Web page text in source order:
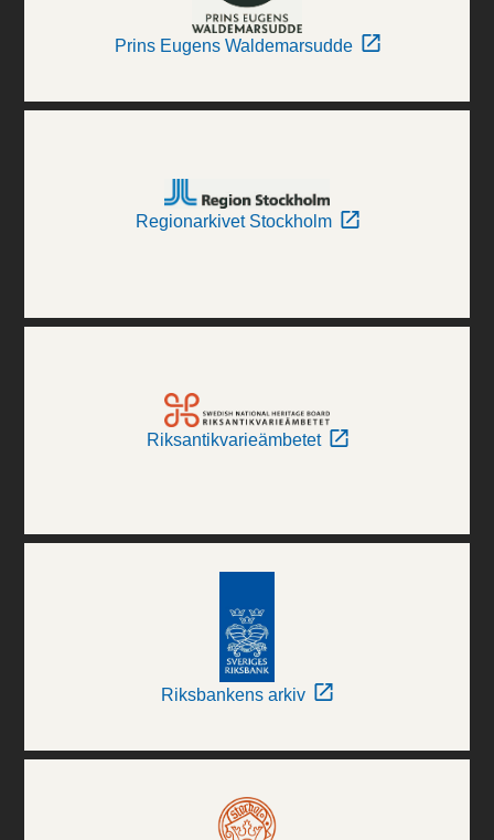
Prins Eugens Waldemarsudde
Regionarkivet Stockholm
Riksantikvarieämbetet
Riksbankens arkiv